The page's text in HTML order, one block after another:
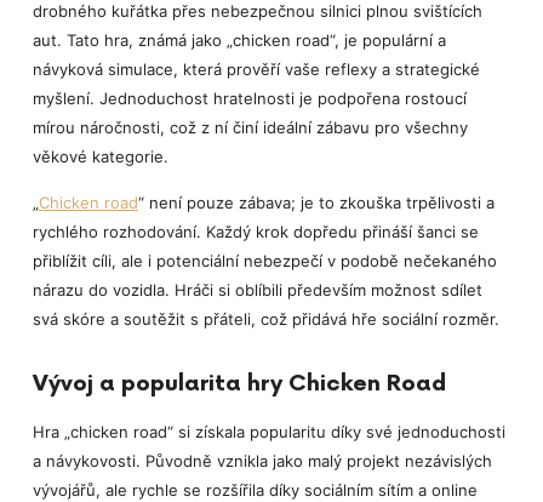
drobného kuřátka přes nebezpečnou silnici plnou svištících
aut. Tato hra, známá jako „chicken road“, je populární a
návyková simulace, která prověří vaše reflexy a strategické
myšlení. Jednoduchost hratelnosti je podpořena rostoucí
mírou náročnosti, což z ní činí ideální zábavu pro všechny
věkové kategorie.
„Chicken road“ není pouze zábava; je to zkouška trpělivosti a
rychlého rozhodování. Každý krok dopředu přináší šanci se
přiblížit cíli, ale i potenciální nebezpečí v podobě nečekaného
nárazu do vozidla. Hráči si oblíbili především možnost sdílet
svá skóre a soutěžit s přáteli, což přidává hře sociální rozměr.
Vývoj a popularita hry Chicken Road
Hra „chicken road“ si získala popularitu díky své jednoduchosti
a návykovosti. Původně vznikla jako malý projekt nezávislých
vývojářů, ale rychle se rozšířila díky sociálním sítím a online